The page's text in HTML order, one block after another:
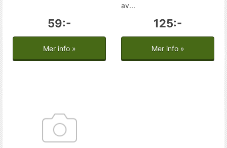
59:-
Mer info »
av...
125:-
Mer info »